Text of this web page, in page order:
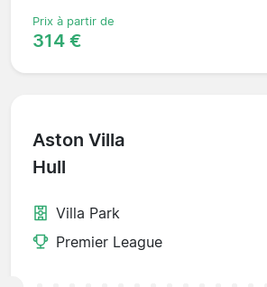
Prix à partir de
314 €
Aston Villa
Hull
Villa Park
Premier League